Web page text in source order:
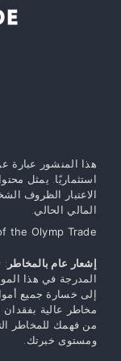
هذا المنشور عبارة
استثماريًا. يمثل
الاعتبار الظروف
المالي الحالي.
the Olymp Trade
إشعار عام بالمخاطر :
المدرجة في هذا
إلى خسارة جميع
مخاطر عالية بفقدان
من فهمك للمخاطر
ومستوى خبرتك.